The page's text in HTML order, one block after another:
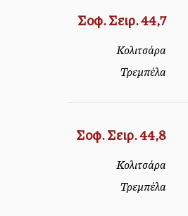
Σοφ. Σειρ. 44,7
Κολιτσάρα
Τρεμπέλα
Σοφ. Σειρ. 44,8
Κολιτσάρα
Τρεμπέλα